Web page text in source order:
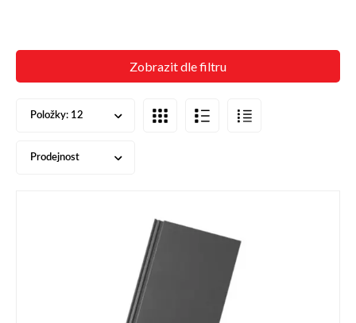
Zobrazit dle filtru
Položky: 12
Prodejnost